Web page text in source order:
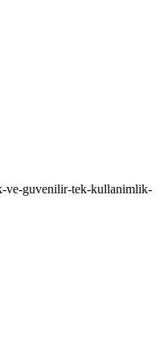
ve-guvenilir-tek-kullanimlik-